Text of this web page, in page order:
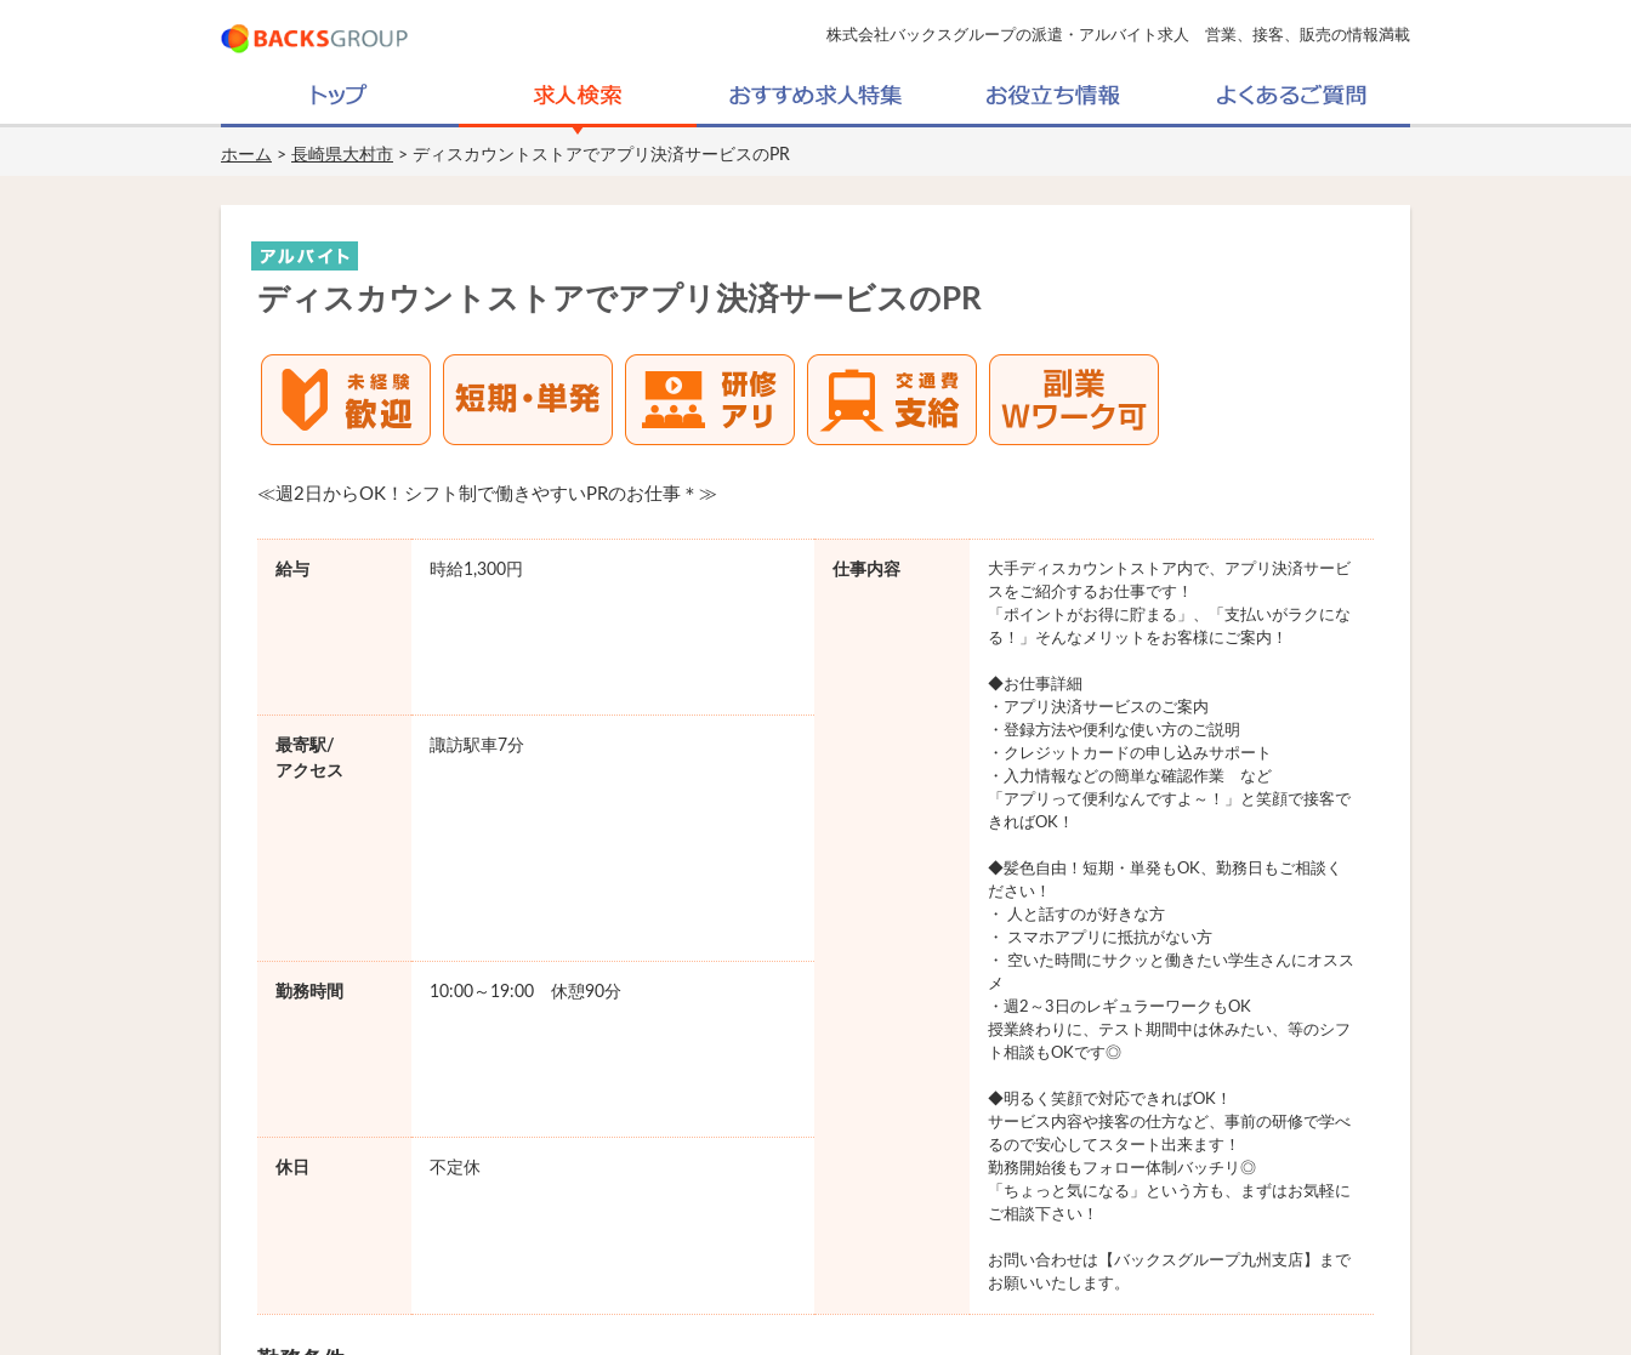
株式会社バックスグループの派遣・アルバイト求人 営業、接客、販売の情報満載
ホーム > 長崎県大村市 > ディスカウントストアでアプリ決済サービスのPR
ディスカウントストアでアプリ決済サービスのPR
≪週2日からOK！シフト制で働きやすいPRのお仕事＊≫
給与 時給1,300円 仕事内容
大手ディスカウントストア内で、アプリ決済サービ
スをご紹介するお仕事です！
「ポイントがお得に貯まる」、「支払いがラクにな
る！」そんなメリットをお客様にご案内！
◆お仕事詳細
・アプリ決済サービスのご案内
・登録方法や便利な使い方のご説明
・クレジットカードの申し込みサポート
・入力情報などの簡単な確認作業 など
「アプリって便利なんですよ～！」と笑顔で接客で
きればOK！
◆髪色自由！短期・単発もOK、勤務日もご相談く
ださい！
・ 人と話すのが好きな方
・ スマホアプリに抵抗がない方
・ 空いた時間にサクッと働きたい学生さんにオスス
メ
・週2～3日のレギュラーワークもOK
授業終わりに、テスト期間中は休みたい、等のシフ
ト相談もOKです◎
◆明るく笑顔で対応できればOK！
サービス内容や接客の仕方など、事前の研修で学べ
るので安心してスタート出来ます！
勤務開始後もフォロー体制バッチリ◎
「ちょっと気になる」という方も、まずはお気軽に
ご相談下さい！
お問い合わせは【バックスグループ九州支店】まで
お願いいたします。
最寄駅/
アクセス
諏訪駅車7分
勤務時間 10:00～19:00 休憩90分
休日 不定休